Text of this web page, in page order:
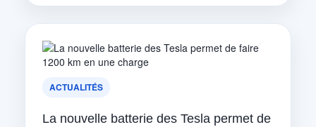
ACTUALITÉS
La nouvelle batterie des Tesla permet de